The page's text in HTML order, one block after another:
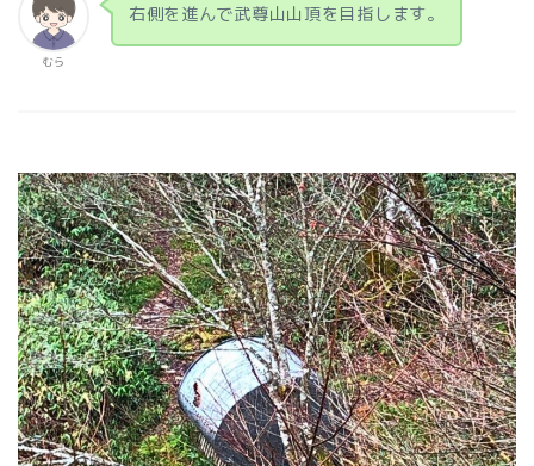
むら
右側を進んで武尊山山頂を目指します。